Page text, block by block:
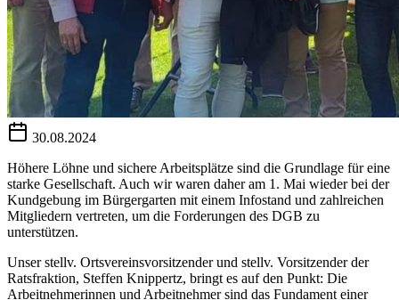
30.08.2024
Höhere Löhne und sichere Arbeitsplätze sind die Grundlage für eine
starke Gesellschaft. Auch wir waren daher am 1. Mai wieder bei der
Kundgebung im Bürgergarten mit einem Infostand und zahlreichen
Mitgliedern vertreten, um die Forderungen des DGB zu
unterstützen.
Unser stellv. Ortsvereinsvorsitzender und stellv. Vorsitzender der
Ratsfraktion, Steffen Knippertz, bringt es auf den Punkt: Die
Arbeitnehmerinnen und Arbeitnehmer sind das Fundament einer